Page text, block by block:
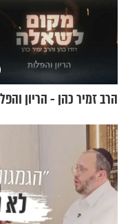
הרב זמיר כהן - הריון